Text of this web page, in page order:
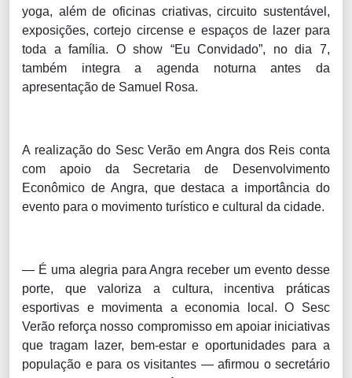
yoga, além de oficinas criativas, circuito sustentável,
exposições, cortejo circense e espaços de lazer para
toda a família. O show “Eu Convidado”, no dia 7,
também integra a agenda noturna antes da
apresentação de Samuel Rosa.
A realização do Sesc Verão em Angra dos Reis conta
com apoio da Secretaria de Desenvolvimento
Econômico de Angra, que destaca a importância do
evento para o movimento turístico e cultural da cidade.
— É uma alegria para Angra receber um evento desse
porte, que valoriza a cultura, incentiva práticas
esportivas e movimenta a economia local. O Sesc
Verão reforça nosso compromisso em apoiar iniciativas
que tragam lazer, bem-estar e oportunidades para a
população e para os visitantes — afirmou o secretário